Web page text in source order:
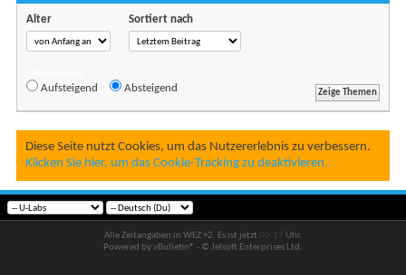
Alter Sortiert nach
Aufsteigend Absteigend
Diese Seite nutzt Cookies, um das Nutzererlebnis zu verbessern.
Klicken Sie hier, um das Cookie-Tracking zu deaktivieren.
Alle Zeitangaben in WEZ +2. Es ist jetzt 00:17 Uhr.
Powered by vBulletin® - © Jelsoft Enterprises Ltd.